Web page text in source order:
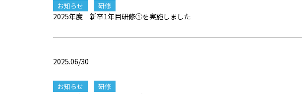
お知らせ 研修
2025年度 新卒1年目研修①を実施しました
2025.06/30
お知らせ 研修